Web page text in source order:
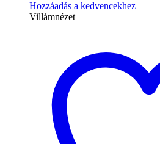
Hozzáadás a kedvencekhez
Villámnézet